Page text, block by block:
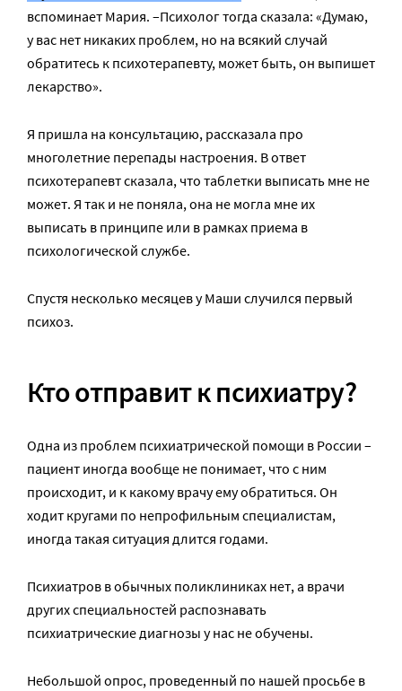
вспоминает Мария. –Психолог тогда сказала: «Думаю,
у вас нет никаких проблем, но на всякий случай
обратитесь к психотерапевту, может быть, он выпишет
лекарство».
Я пришла на консультацию, рассказала про
многолетние перепады настроения. В ответ
психотерапевт сказала, что таблетки выписать мне не
может. Я так и не поняла, она не могла мне их
выписать в принципе или в рамках приема в
психологической службе.
Спустя несколько месяцев у Маши случился первый
психоз.
Кто отправит к психиатру?
Одна из проблем психиатрической помощи в России –
пациент иногда вообще не понимает, что с ним
происходит, и к какому врачу ему обратиться. Он
ходит кругами по непрофильным специалистам,
иногда такая ситуация длится годами.
Психиатров в обычных поликлиниках нет, а врачи
других специальностей распознавать
психиатрические диагнозы у нас не обучены.
Небольшой опрос, проведенный по нашей просьбе в